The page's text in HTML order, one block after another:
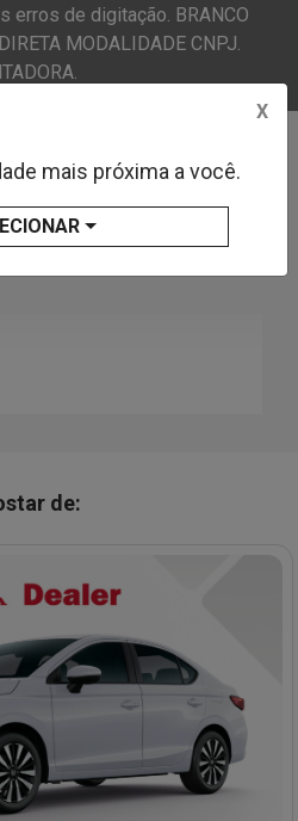
erros de digitação. BRANCO
MODALIDADE CNPJ.
de:
X
mais próxima a você.